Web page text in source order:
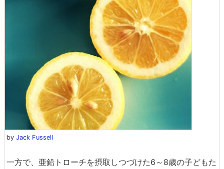
by Jack Fussell
一方で、亜鉛トローチを摂取しつづけた6～8歳の子どもた